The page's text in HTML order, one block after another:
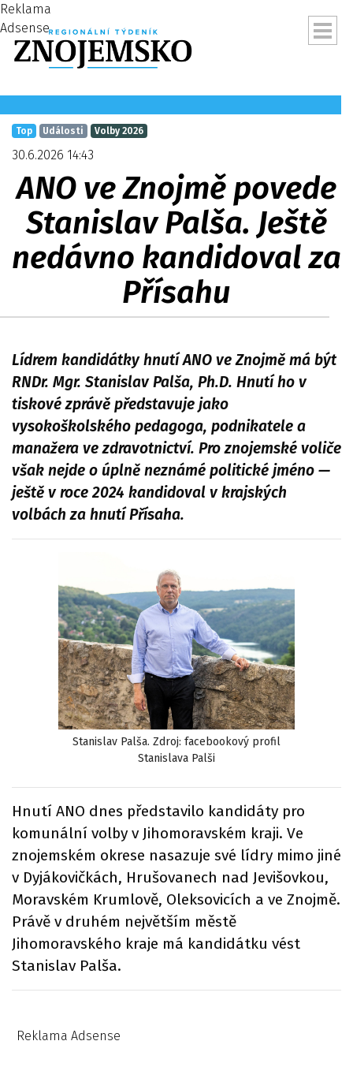
Reklama
Adsense
Top Události Volby 2026
30.6.2026 14:43
ANO ve Znojmě povede
Stanislav Palša. Ještě
nedávno kandidoval za
Přísahu
Lídrem kandidátky hnutí ANO ve Znojmě má být
RNDr. Mgr. Stanislav Palša, Ph.D. Hnutí ho v
tiskové zprávě představuje jako
vysokoškolského pedagoga, podnikatele a
manažera ve zdravotnictví. Pro znojemské voliče
však nejde o úplně neznámé politické jméno —
ještě v roce 2024 kandidoval v krajských
volbách za hnutí Přísaha.
Stanislav Palša. Zdroj: facebookový profil
Stanislava Palši
Hnutí ANO dnes představilo kandidáty pro
komunální volby v Jihomoravském kraji. Ve
znojemském okrese nasazuje své lídry mimo jiné
v Dyjákovičkách, Hrušovanech nad Jevišovkou,
Moravském Krumlově, Oleksovicích a ve Znojmě.
Právě v druhém největším městě
Jihomoravského kraje má kandidátku vést
Stanislav Palša.
Reklama Adsense